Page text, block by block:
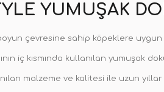
YUMUŞAK
çevresine sahip köpeklere uygun
iç kısmında kullanılan yumuşak
malzeme ve kalitesi ile uzun